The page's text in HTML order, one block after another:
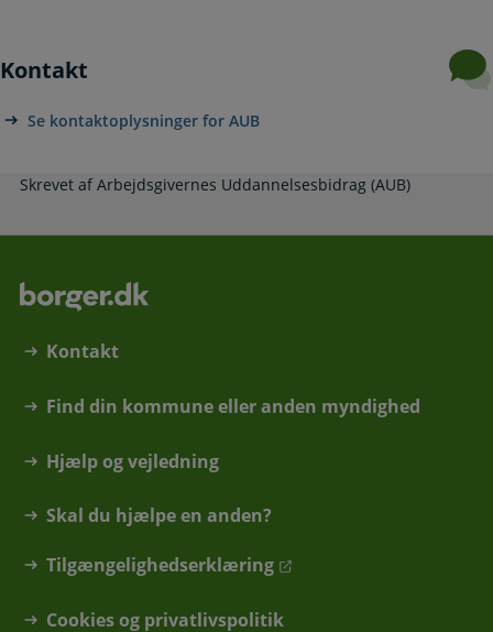
Kontakt
Se kontaktoplysninger for AUB
Skrevet af Arbejdsgivernes Uddannelsesbidrag (AUB)
Kontakt
Find din kommune eller anden myndighed
Hjælp og vejledning
Skal du hjælpe en anden?
Tilgængelighedserklæring
Cookies og privatlivspolitik